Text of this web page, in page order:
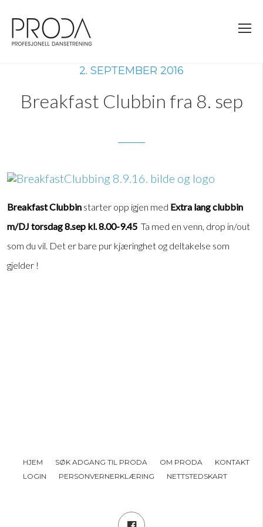
sidens
hovedinnhold
2. SEPTEMBER 2016
Breakfast Clubbin fra 8. sep
Breakfast Clubbin starter opp igjen med Extra lang clubbin
m/DJ torsdag 8.sep kl. 8.00-9.45 Ta med en venn, drop in/out
som du vil. Det er bare pur kjæringhet og deltakelse som
gjelder !
HJEM SØK ADGANG TIL PRODA OM PRODA
KONTAKT
LOGIN
PERSONVERNERKLÆRING NETTSTEDSKART